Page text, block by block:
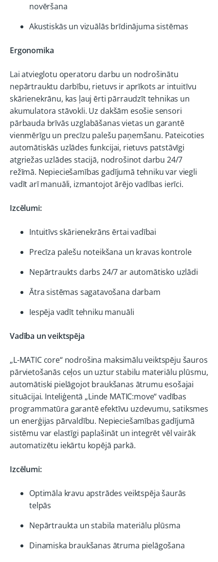
novēršana
Akustiskās un vizuālās brīdinājuma sistēmas
Ergonomika
Lai atvieglotu operatoru darbu un nodrošinātu
nepārtrauktu darbību, rietuvs ir aprīkots ar intuitīvu
skārienekrānu, kas ļauj ērti pārraudzīt tehnikas un
akumulatora stāvokli. Uz dakšām esošie sensori
pārbauda brīvās uzglabāšanas vietas un garantē
vienmērīgu un precīzu palešu paņemšanu. Pateicoties
automātiskās uzlādes funkcijai, rietuvs patstāvīgi
atgriežas uzlādes stacijā, nodrošinot darbu 24/7
režīmā. Nepieciešamības gadījumā tehniku var viegli
vadīt arī manuāli, izmantojot ārējo vadības ierīci.
Izcēlumi:
Intuitīvs skārienekrāns ērtai vadībai
Precīza palešu noteikšana un kravas kontrole
Nepārtraukts darbs 24/7 ar automātisko uzlādi
Ātra sistēmas sagatavošana darbam
Iespēja vadīt tehniku manuāli
Vadība un veiktspēja
„L-MATIC core“ nodrošina maksimālu veiktspēju šauros
pārvietošanās ceļos un uztur stabilu materiālu plūsmu,
automātiski pielāgojot braukšanas ātrumu esošajai
situācijai. Inteliģentā „Linde MATIC:move“ vadības
programmatūra garantē efektīvu uzdevumu, satiksmes
un enerģijas pārvaldību. Nepieciešamības gadījumā
sistēmu var elastīgi paplašināt un integrēt vēl vairāk
automatizētu iekārtu kopējā parkā.
Izcēlumi:
Optimāla kravu apstrādes veiktspēja šaurās
telpās
Nepārtraukta un stabila materiālu plūsma
Dinamiska braukšanas ātruma pielāgošana